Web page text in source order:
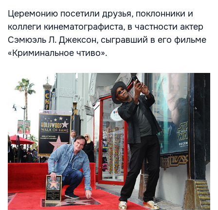
Церемонию посетили друзья, поклонники и
коллеги кинематографиста, в частности актер
Сэмюэль Л. Джексон, сыгравший в его фильме
«Криминальное чтиво».